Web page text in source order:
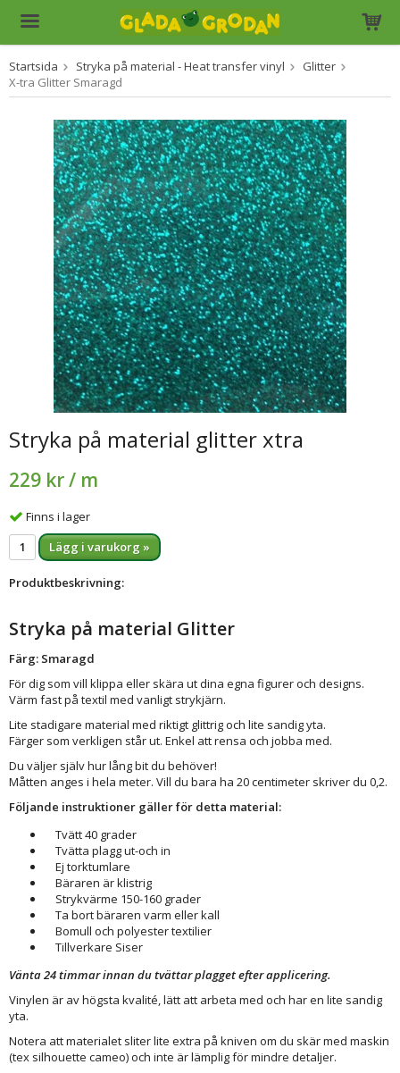
Produkten har blivit tillagd i varukorgen
Startsida Stryka på material - Heat transfer vinyl
Glitter
X-tra Glitter Smaragd
Stryka på material glitter xtra
229 kr/ m
Finns i lager
Lägg i varukorg »
Produktbeskrivning:
Stryka på material Glitter
Färg: Smaragd
För dig som vill klippa eller skära ut dina egna figurer och designs.
Värm fast på textil med vanligt strykjärn.
Lite stadigare material med riktigt glittrig och lite sandig yta.
Färger som verkligen står ut. Enkel att rensa och jobba med.
Du väljer själv hur lång bit du behöver!
Måtten anges i hela meter. Vill du bara ha 20 centimeter skriver du 0,2.
Följande instruktioner gäller för detta material:
Tvätt 40 grader
Tvätta plagg ut-och in
Ej torktumlare
Bäraren är klistrig
Strykvärme 150-160 grader
Ta bort bäraren varm eller kall
Bomull och polyester textilier
Tillverkare Siser
Vänta 24 timmar innan du tvättar plagget efter applicering.
Vinylen är av högsta kvalité, lätt att arbeta med och har en lite sandig
yta.
Notera att materialet sliter lite extra på kniven om du skär med maskin
(tex silhouette cameo) och inte är lämplig för mindre detaljer.